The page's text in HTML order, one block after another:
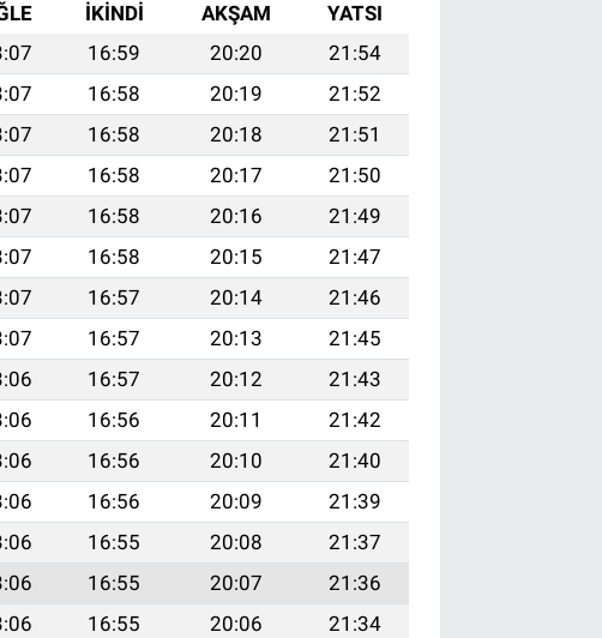
İKINDI AKŞAM
YATSI
16:59 20:20
21:54
16:58 20:19
21:52
16:58 20:18
21:51
16:58 20:17
21:50
16:58 20:16
21:49
16:58 20:15
21:47
16:57 20:14
21:46
16:57 20:13
21:45
16:57 20:12
21:43
16:56 20:11
21:42
16:56 20:10
21:40
16:56 20:09
21:39
16:55 20:08
21:37
16:55 20:07
21:36
16:55 20:06
21:34